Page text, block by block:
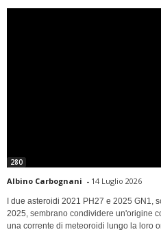
280
Albino Carbognani - 14 Luglio 2026
I due asteroidi 2021 PH27 e 2025 GN1,
2025, sembrano condividere un'origine
una corrente di meteoroidi lungo la loro